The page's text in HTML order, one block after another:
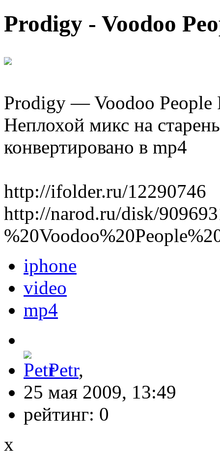
Prodigy - Voodoo
Prodigy — Voodoo People
Неплохой микс на
конвертировано в mp4
http://ifolder.ru/12290746
http://narod.ru/disk/
iphone
video
mp4
Petr,
25 мая 2009, 13:49
рейтинг: 0
x